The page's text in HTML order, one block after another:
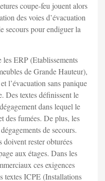
coupe-feu jouent alors
des voies d’évacuation
secours pour endiguer la
les ERP (Etablissements
de Grande Hauteur),
l’évacuation sans panique
Des textes définissent le
dans lequel le
des fumées. De plus, les
de secours.
doivent rester obturées
aux étages. Dans les
ces exigences
textes ICPE (Installations